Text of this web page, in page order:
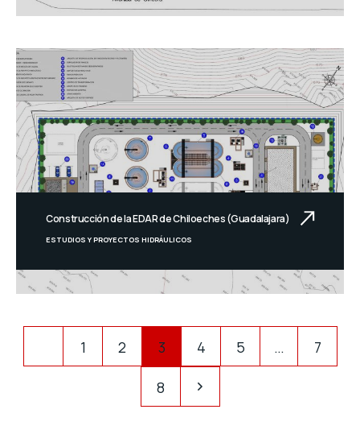
Construcción de la EDAR de Chiloeches (Guadalajara)
ESTUDIOS Y PROYECTOS HIDRÁULICOS
1 2 3 4 5 … 7
8